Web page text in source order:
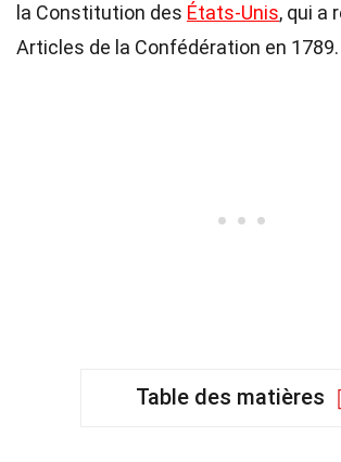
la Constitution des États-Unis, qui a
Articles de la Confédération en 1789.
Table des matières